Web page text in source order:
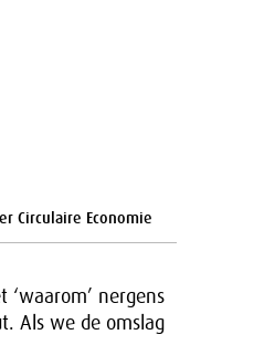
Circulaire Economie
‘waarom’ nergens
Als we de omslag